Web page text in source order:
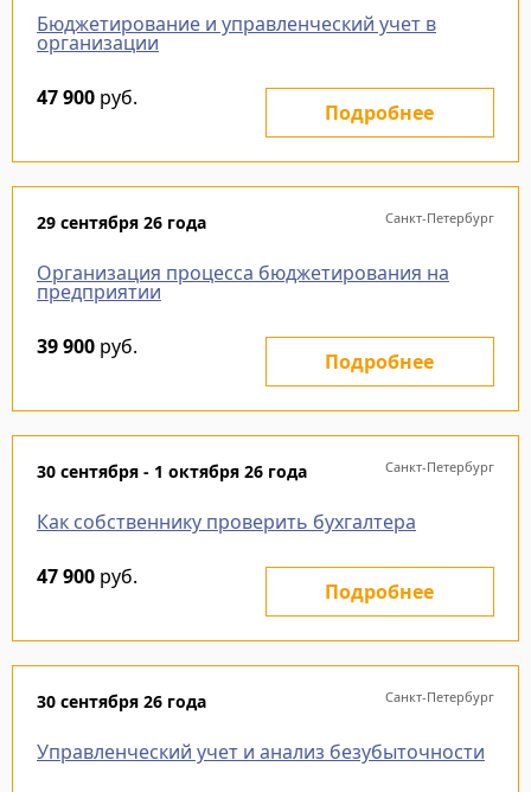
Бюджетирование и управленческий учет в
организации
47 900 руб.
Подробнее
29 сентября 26 года Санкт-Петербург
Организация процесса бюджетирования на
предприятии
39 900 руб.
Подробнее
30 сентября - 1 октября 26 года Санкт-Петербург
Как собственнику проверить бухгалтера
47 900 руб.
Подробнее
30 сентября 26 года Санкт-Петербург
Управленческий учет и анализ безубыточности